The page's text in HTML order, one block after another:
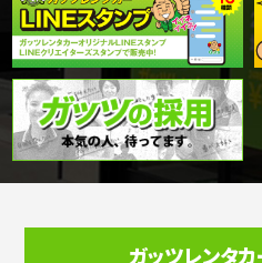
ガッツレンタ